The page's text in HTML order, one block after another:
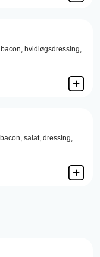
bacon, hvidløgsdressing,
bacon, salat, dressing,